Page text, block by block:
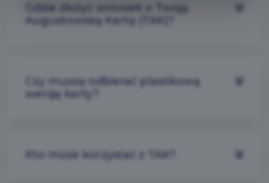
Gdzie złożyć wniosek o Twoją
Augustowską Kartę (TAK)?
Czy muszę odbierać plastikową
wersję karty?
Kto może korzystać z TAK?